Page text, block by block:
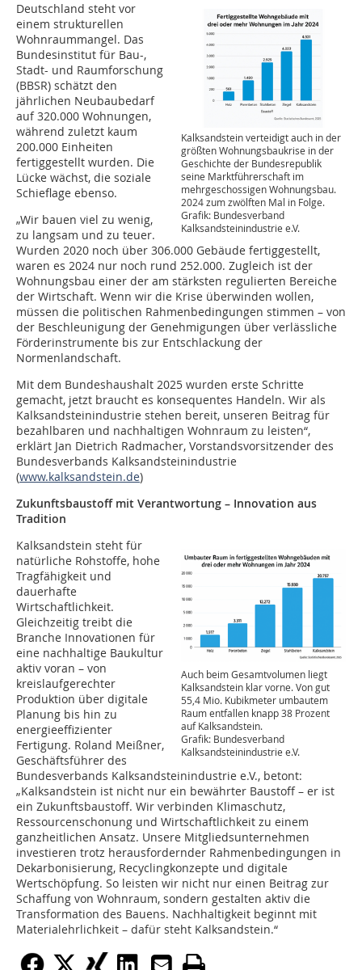
Kalksandstein verteidigt auch in der
größten Wohnungsbaukrise in der
Geschichte der Bundesrepublik
seine Marktführerschaft im
mehrgeschossigen Wohnungsbau.
2024 zum zwölften Mal in Folge.
Grafik: Bundesverband
Kalksandsteinindustrie e.V.
Deutschland steht vor
einem strukturellen
Wohnraummangel. Das
Bundesinstitut für Bau-,
Stadt- und Raumforschung
(BBSR) schätzt den
jährlichen Neubaubedarf
auf 320.000 Wohnungen,
während zuletzt kaum
200.000 Einheiten
fertiggestellt wurden. Die
Lücke wächst, die soziale
Schieflage ebenso.
„Wir bauen viel zu wenig,
zu langsam und zu teuer.
Wurden 2020 noch über 306.000 Gebäude fertiggestellt,
waren es 2024 nur noch rund 252.000. Zugleich ist der
Wohnungsbau einer der am stärksten regulierten Bereiche
der Wirtschaft. Wenn wir die Krise überwinden wollen,
müssen die politischen Rahmenbedingungen stimmen – von
der Beschleunigung der Genehmigungen über verlässliche
Förderinstrumente bis zur Entschlackung der
Normenlandschaft.
Mit dem Bundeshaushalt 2025 wurden erste Schritte
gemacht, jetzt braucht es konsequentes Handeln. Wir als
Kalksandsteinindustrie stehen bereit, unseren Beitrag für
bezahlbaren und nachhaltigen Wohnraum zu leisten“,
erklärt Jan Dietrich Radmacher, Vorstandsvorsitzender des
Bundesverbands Kalksandsteinindustrie
(www.kalksandstein.de)
Zukunftsbaustoff mit Verantwortung – Innovation aus
Tradition
Auch beim Gesamtvolumen liegt
Kalksandstein klar vorne. Von gut
55,4 Mio. Kubikmeter umbautem
Raum entfallen knapp 38 Prozent
auf Kalksandstein.
Grafik: Bundesverband
Kalksandsteinindustrie e.V.
Kalksandstein steht für
natürliche Rohstoffe, hohe
Tragfähigkeit und
dauerhafte
Wirtschaftlichkeit.
Gleichzeitig treibt die
Branche Innovationen für
eine nachhaltige Baukultur
aktiv voran – von
kreislaufgerechter
Produktion über digitale
Planung bis hin zu
energieeffizienter
Fertigung. Roland Meißner,
Geschäftsführer des
Bundesverbands Kalksandsteinindustrie e.V., betont:
„Kalksandstein ist nicht nur ein bewährter Baustoff – er ist
ein Zukunftsbaustoff. Wir verbinden Klimaschutz,
Ressourcenschonung und Wirtschaftlichkeit zu einem
ganzheitlichen Ansatz. Unsere Mitgliedsunternehmen
investieren trotz herausfordernder Rahmenbedingungen in
Dekarbonisierung, Recyclingkonzepte und digitale
Wertschöpfung. So leisten wir nicht nur einen Beitrag zur
Schaffung von Wohnraum, sondern gestalten aktiv die
Transformation des Bauens. Nachhaltigkeit beginnt mit
Materialehrlichkeit – dafür steht Kalksandstein.“